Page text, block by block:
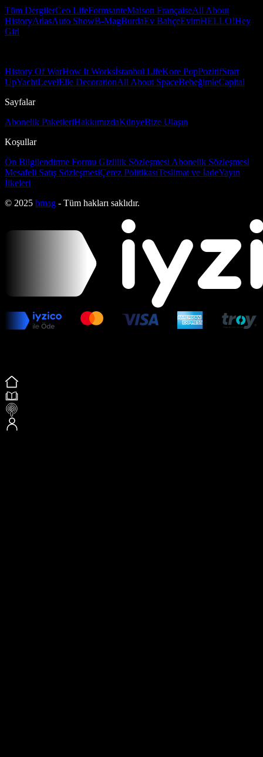
Tüm DergilerCeo LifeFormsanteMaison FrançaiseAll About
HistoryAtlasAuto ShowB-MagBurdaEv BahçeEvimHELLO!Hey
Girl
History Of WarHow It Worksİstanbul LifeKore PopPozitifStart
UpYachtLevelElle DecorationAll About SpaceBebeğimleCapital
Sayfalar
Abonelik PaketleriHakkımızdaKünyeBize Ulaşın
Koşullar
Ön Bilgilendirme Formu Gizlilik Sözleşmesi Abonelik Sözleşmesi
Mesafeli Satış SözleşmesiÇerez PolitikasıTeslimat ve İadeYayın
İlkeleri
© 2025 bmag - Tüm hakları saklıdır.